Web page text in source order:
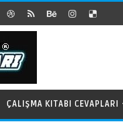
ÇALIŞMA KITABI CEVAPLARI